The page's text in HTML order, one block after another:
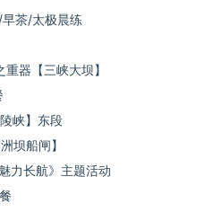
茶/太极晨练
器【三峡大坝】
】东段
坝船闸】
力长航》主题活动